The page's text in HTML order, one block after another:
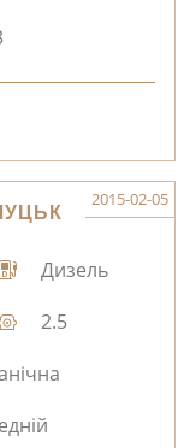
2015-02-05
Дизель
2.5